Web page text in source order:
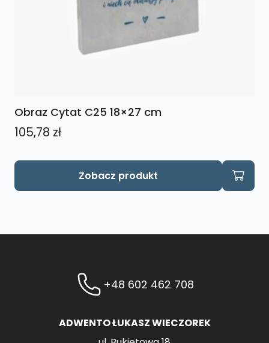
Obraz Cytat C25 18×27 cm
105,78 zł
Zobacz produkt
+48 602 462 708
ADWENTO ŁUKASZ WIECZOREK